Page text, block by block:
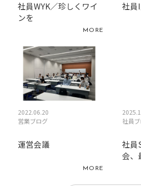
社員WYK／珍しくワイ
ンを
MORE
社員
2022.06.20
営業ブログ
運営会議
MORE
社員
社員
会、